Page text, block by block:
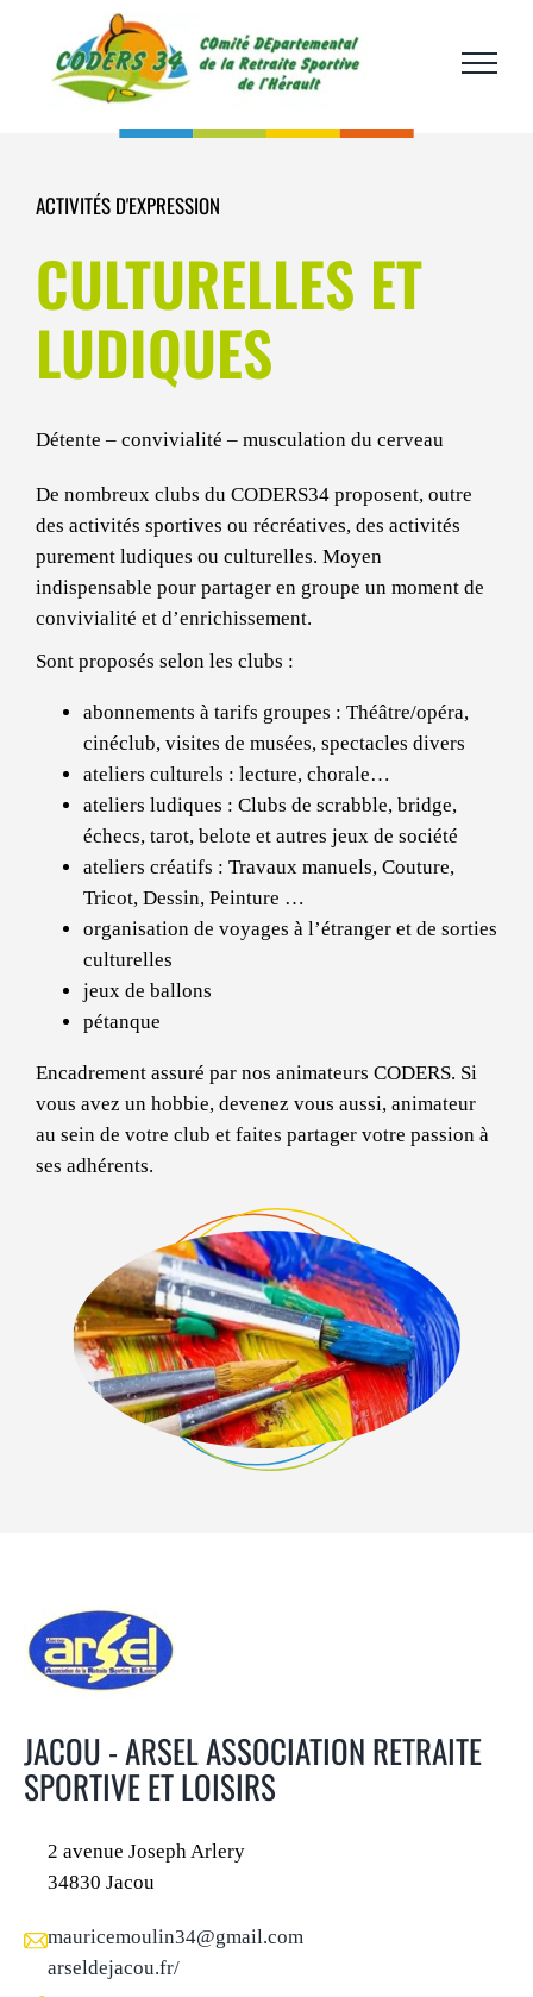
contenu
ACTIVITÉS D'EXPRESSION
CULTURELLES ET
LUDIQUES
Détente – convivialité – musculation du cerveau
De nombreux clubs du CODERS34 proposent, outre
des activités sportives ou récréatives, des activités
purement ludiques ou culturelles. Moyen
indispensable pour partager en groupe un moment de
convivialité et d’enrichissement.
Sont proposés selon les clubs :
abonnements à tarifs groupes : Théâtre/opéra,
cinéclub, visites de musées, spectacles divers
ateliers culturels : lecture, chorale…
ateliers ludiques : Clubs de scrabble, bridge,
échecs, tarot, belote et autres jeux de société
ateliers créatifs : Travaux manuels, Couture,
Tricot, Dessin, Peinture …
organisation de voyages à l’étranger et de sorties
culturelles
jeux de ballons
pétanque
Encadrement assuré par nos animateurs CODERS. Si
vous avez un hobbie, devenez vous aussi, animateur
au sein de votre club et faites partager votre passion à
ses adhérents.
JACOU - ARSEL ASSOCIATION RETRAITE
SPORTIVE ET LOISIRS
2 avenue Joseph Arlery
34830 Jacou
mauricemoulin34@gmail.com
arseldejacou.fr/